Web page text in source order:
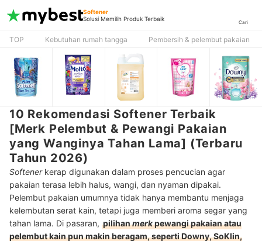
Softener
Solusi Memilih Produk Terbaik
Cari
TOP Kebutuhan rumah tangga Pembersih & pelembut pakaian
10 Rekomendasi Softener Terbaik
[Merk Pelembut & Pewangi Pakaian
yang Wanginya Tahan Lama] (Terbaru
Tahun 2026)
Softenerkerap digunakan dalam proses pencucian agar
pakaian terasa lebih halus, wangi, dan nyaman dipakai.
Pelembut pakaian umumnya tidak hanya membantu menjaga
kelembutan serat kain, tetapi juga memberi aroma segar yang
tahan lama. Di pasaran, pilihanmerkpewangi pakaian atau
pelembut kain pun makin beragam, seperti Downy, SoKlin,